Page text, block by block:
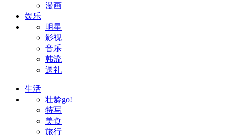
漫画
娱乐
明星
影视
音乐
韩流
送礼
生活
壮龄go!
特写
美食
旅行